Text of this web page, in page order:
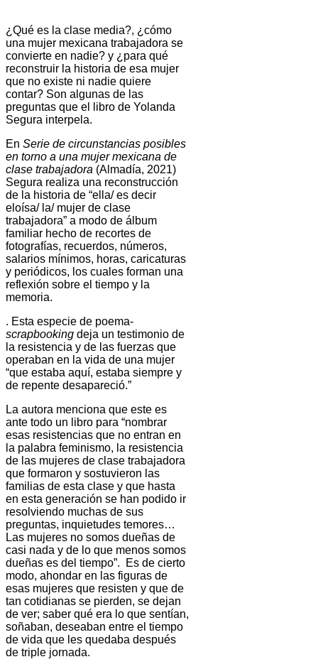
¿Qué es la clase media?, ¿cómo
una mujer mexicana trabajadora se
convierte en nadie? y ¿para qué
reconstruir la historia de esa mujer
que no existe ni nadie quiere
contar? Son algunas de las
preguntas que el libro de Yolanda
Segura interpela.
En Serie de circunstancias posibles
en torno a una mujer mexicana de
clase trabajadora (Almadía, 2021)
Segura realiza una reconstrucción
de la historia de “ella/ es decir
eloísa/ la/ mujer de clase
trabajadora” a modo de álbum
familiar hecho de recortes de
fotografías, recuerdos, números,
salarios mínimos, horas, caricaturas
y periódicos, los cuales forman una
reflexión sobre el tiempo y la
memoria.
. Esta especie de poema-
scrapbooking deja un testimonio de
la resistencia y de las fuerzas que
operaban en la vida de una mujer
“que estaba aquí, estaba siempre y
de repente desapareció.”
La autora menciona que este es
ante todo un libro para “nombrar
esas resistencias que no entran en
la palabra feminismo, la resistencia
de las mujeres de clase trabajadora
que formaron y sostuvieron las
familias de esta clase y que hasta
en esta generación se han podido ir
resolviendo muchas de sus
preguntas, inquietudes temores…
Las mujeres no somos dueñas de
casi nada y de lo que menos somos
dueñas es del tiempo”. Es de cierto
modo, ahondar en las figuras de
esas mujeres que resisten y que de
tan cotidianas se pierden, se dejan
de ver; saber qué era lo que sentían,
soñaban, deseaban entre el tiempo
de vida que les quedaba después
de triple jornada.